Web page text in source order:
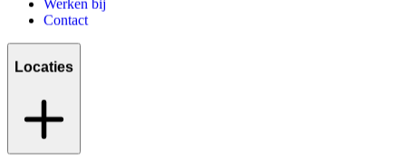
Werken bij
Contact
Locaties